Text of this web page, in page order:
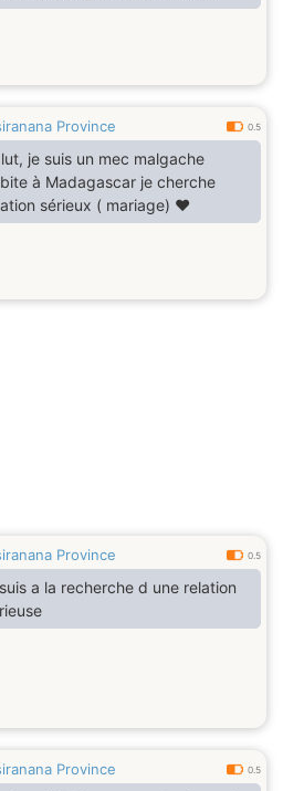
Province 0.5
je suis un mec malgache
à Madagascar je cherche
sérieux ( mariage) ❤️
Province 0.5
a la recherche d une relation
Province 0.5